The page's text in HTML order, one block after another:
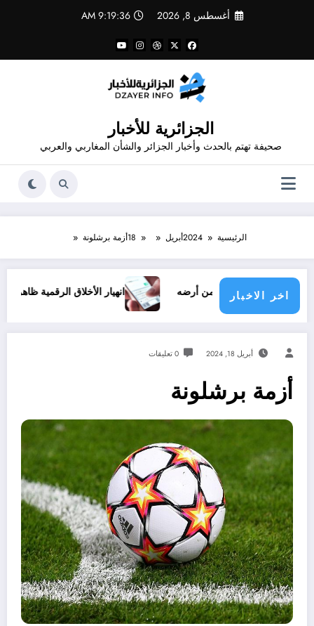
أغسطس 8, 2026 9:19:36 AM
الجزائرية للأخبار
صحيفة تهتم بالحدث وأخبار الجزائر والشأن المغاربي والعربي
الرئيسية 2024أبريل 18أزمة برشلونة
اخر الاخبار
الفلسطيني من أرضه انهيار الأخلاق الرقمية ظاهرة الشتائم
أبريل 18, 2024 0 تعليقات
أزمة برشلونة